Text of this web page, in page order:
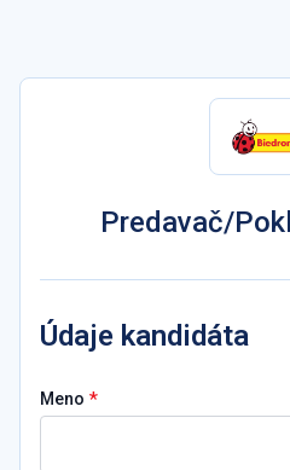
Predavač/
Údaje kandidáta
Meno *